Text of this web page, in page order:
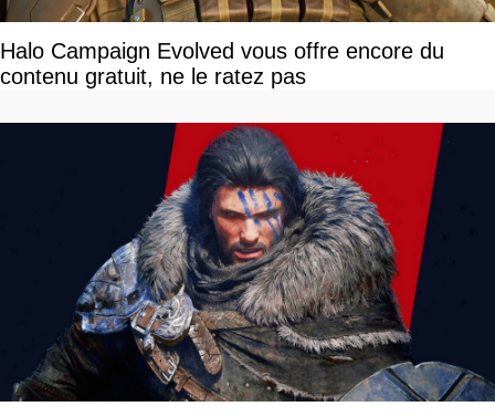
Halo Campaign Evolved vous offre encore du
contenu gratuit, ne le ratez pas